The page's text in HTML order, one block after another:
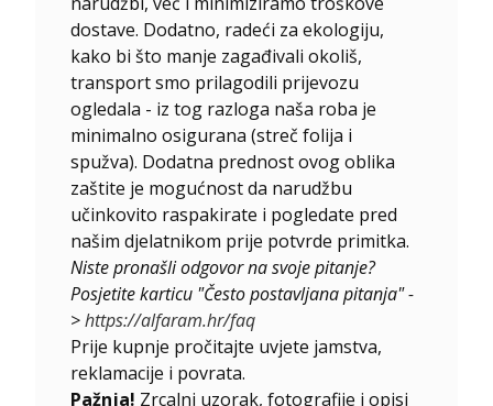
dostave. Dodatno, radeći za ekologiju,
kako bi što manje zagađivali okoliš,
transport smo prilagodili prijevozu
ogledala - iz tog razloga naša roba je
minimalno osigurana (streč folija i
spužva). Dodatna prednost ovog oblika
zaštite je mogućnost da narudžbu
učinkovito raspakirate i pogledate pred
našim djelatnikom prije potvrde primitka.
Niste pronašli odgovor na svoje pitanje?
Posjetite karticu "Često postavljana pitanja" -
>https://alfaram.hr/faq
Prije kupnje pročitajte uvjete jamstva,
reklamacije i povrata.
Pažnja! Zrcalni uzorak, fotografije i opisi